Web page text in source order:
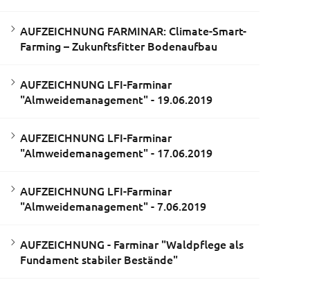
AUFZEICHNUNG FARMINAR: Climate-Smart-
Farming – Zukunftsfitter Bodenaufbau
AUFZEICHNUNG LFI-Farminar
"Almweidemanagement" - 19.06.2019
AUFZEICHNUNG LFI-Farminar
"Almweidemanagement" - 17.06.2019
AUFZEICHNUNG LFI-Farminar
"Almweidemanagement" - 7.06.2019
AUFZEICHNUNG - Farminar "Waldpflege als
Fundament stabiler Bestände"